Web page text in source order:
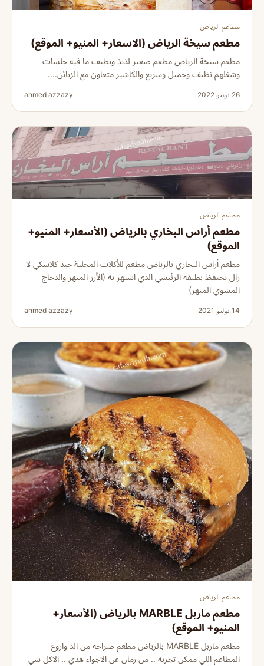
مطاعم الرياض
مطعم سيخة الرياض (الاسعار+ المنيو+ الموقع)
مطعم سيخة الرياض مطعم صغير لذيذ ونظيف ما فيه جلسات
وشغلهم نظيف وجميل وسريع والكاشير متعاون مع الزبائن....
26 يونيو 2022 ahmed azzazy
مطاعم الرياض
مطعم أراس البخاري بالرياض (الأسعار+ المنيو+
الموقع)
مطعم أراس البخاري بالرياض مطعم للأكلات المحلية جيد كلاسكي لا
زال يحتفظ بطبقه الرئيسي الذي اشتهر به (الأرز المبهر والدجاج
المشوي المبهر)
14 يوليو 2021 ahmed azzazy
مطاعم الرياض
مطعم ماربل MARBLE بالرياض (الأسعار+
المنيو+ الموقع)
مطعم ماربل MARBLE بالرياض مطعم صراحه من الذ واروع
المطاعم اللي ممكن تجربه .. من زمان عن الاجواء هذي .. الاكل شي